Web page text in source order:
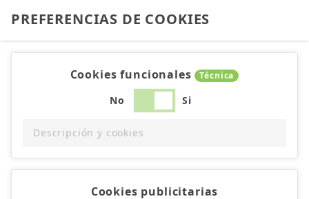
PREFERENCIAS DE COOKIES
Cookies funcionales Técnica
No Si
Descripción y cookies
Cookies publicitarias